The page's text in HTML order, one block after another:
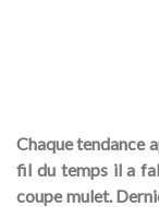
Chaque tendance
fil du temps il a
coupe mulet.